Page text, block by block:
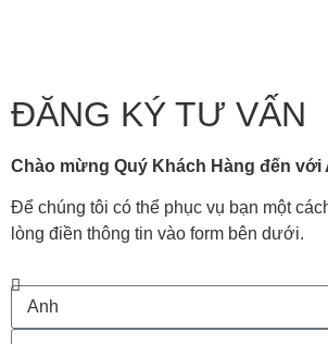
ĐĂNG KÝ TƯ VẤN
Chào mừng Quý Khách Hàng đến với
Để chúng tôi có thể phục vụ bạn một
lòng điền thông tin vào form bên dưới.